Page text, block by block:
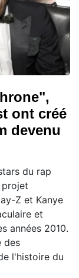
ont créé
devenu
du rap
projet
Z et Kanye
et
années 2010.
des
l'histoire du